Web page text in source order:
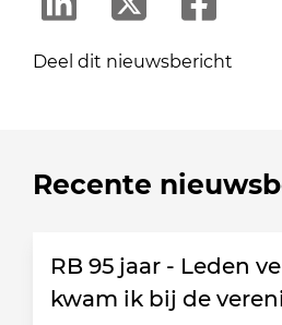
Deel dit nieuwsbericht
Recente
RB 95 jaar - Leden
kwam ik bij de